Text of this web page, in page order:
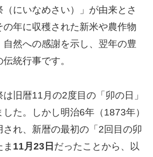
にいなめさい）」が由来とさ
の年に収穫された新米や農作物
自然への感謝を示し、翌年の豊
統行事です。
旧暦11月の2度目の「卯の日」
た。しかし明治6年（1873年）
され、新暦の最初の「2回目の卯
11月23日 だったことから、以